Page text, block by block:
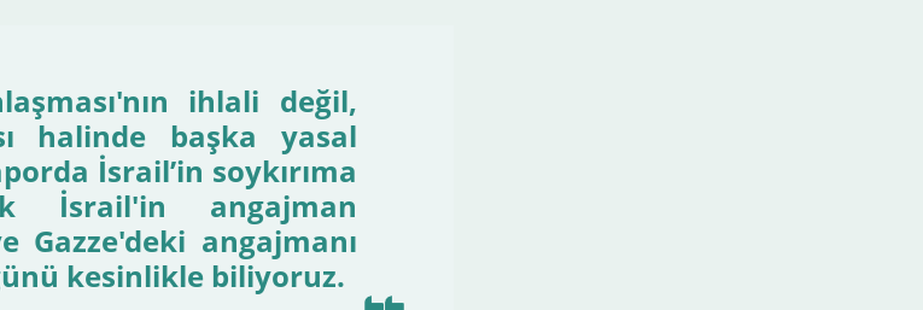
ihlali değil,
halinde başka yasal
İsrail’in soykırıma
İsrail'in angajman
Gazze'deki angajmanı
kesinlikle biliyoruz.